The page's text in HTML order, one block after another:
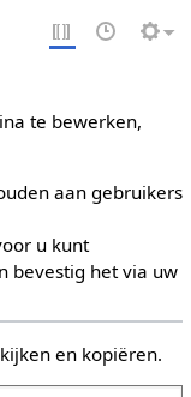
te bewerken,
aan gebruikers
u kunt
bevestig het via uw
en kopiëren.